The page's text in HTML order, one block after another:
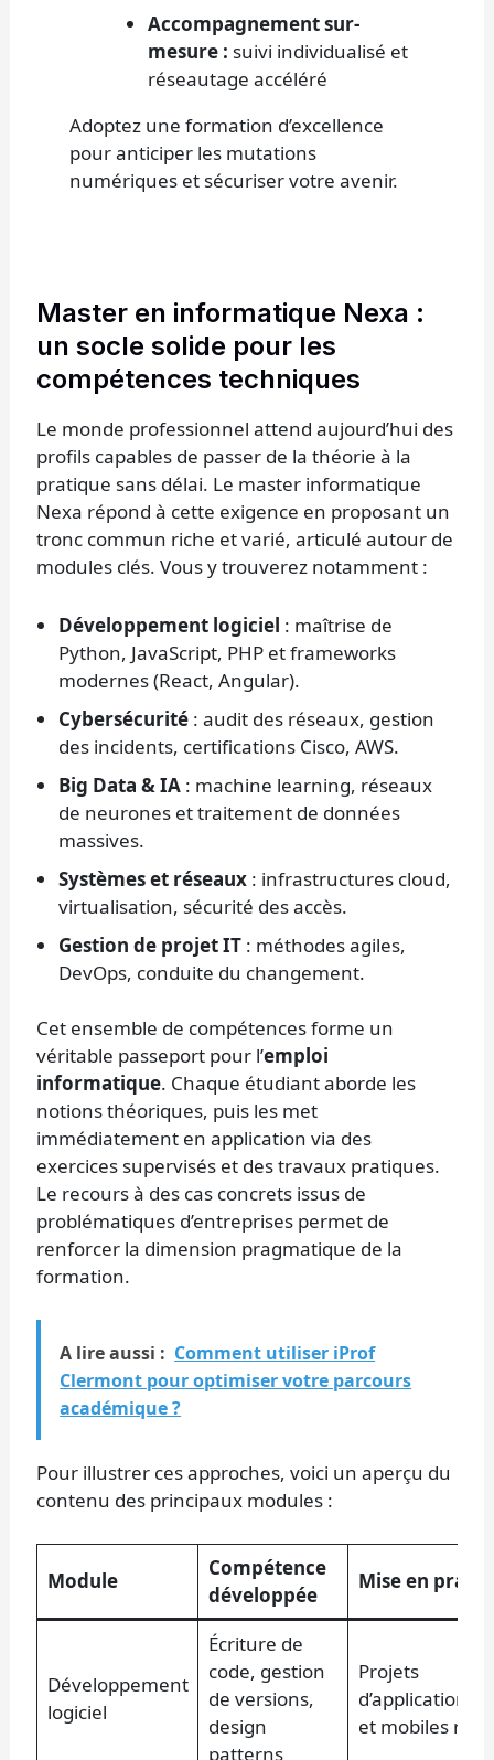
Accompagnement sur-
mesure : suivi individualisé et
réseautage accéléré
Adoptez une formation d’excellence
pour anticiper les mutations
numériques et sécuriser votre avenir.
Master en informatique Nexa :
un socle solide pour les
compétences techniques
Le monde professionnel attend aujourd’hui des
profils capables de passer de la théorie à la
pratique sans délai. Le master informatique
Nexa répond à cette exigence en proposant un
tronc commun riche et varié, articulé autour de
modules clés. Vous y trouverez notamment :
Développement logiciel : maîtrise de
Python, JavaScript, PHP et frameworks
modernes (React, Angular).
Cybersécurité : audit des réseaux, gestion
des incidents, certifications Cisco, AWS.
Big Data & IA : machine learning, réseaux
de neurones et traitement de données
massives.
Systèmes et réseaux : infrastructures cloud,
virtualisation, sécurité des accès.
Gestion de projet IT : méthodes agiles,
DevOps, conduite du changement.
Cet ensemble de compétences forme un
véritable passeport pour l’emploi
informatique. Chaque étudiant aborde les
notions théoriques, puis les met
immédiatement en application via des
exercices supervisés et des travaux pratiques.
Le recours à des cas concrets issus de
problématiques d’entreprises permet de
renforcer la dimension pragmatique de la
formation.
A lire aussi : Comment utiliser iProf
Clermont pour optimiser votre parcours
académique ?
Pour illustrer ces approches, voici un aperçu du
contenu des principaux modules :
Module
Compétence
développée
Mise en
Développement
logiciel
Écriture de
code, gestion
de versions,
design
patterns
Projets
d’applications
et mobiles